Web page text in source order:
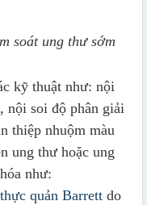
soát ung thư sớm
kỹ thuật như: nội
nội soi độ phân giải
thiệp nhuộm màu
ung thư hoặc ung
như:
quản Barrett do